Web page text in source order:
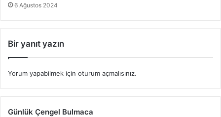
6 Ağustos 2024
Bir yanıt yazın
Yorum yapabilmek için oturum açmalısınız.
Günlük Çengel Bulmaca